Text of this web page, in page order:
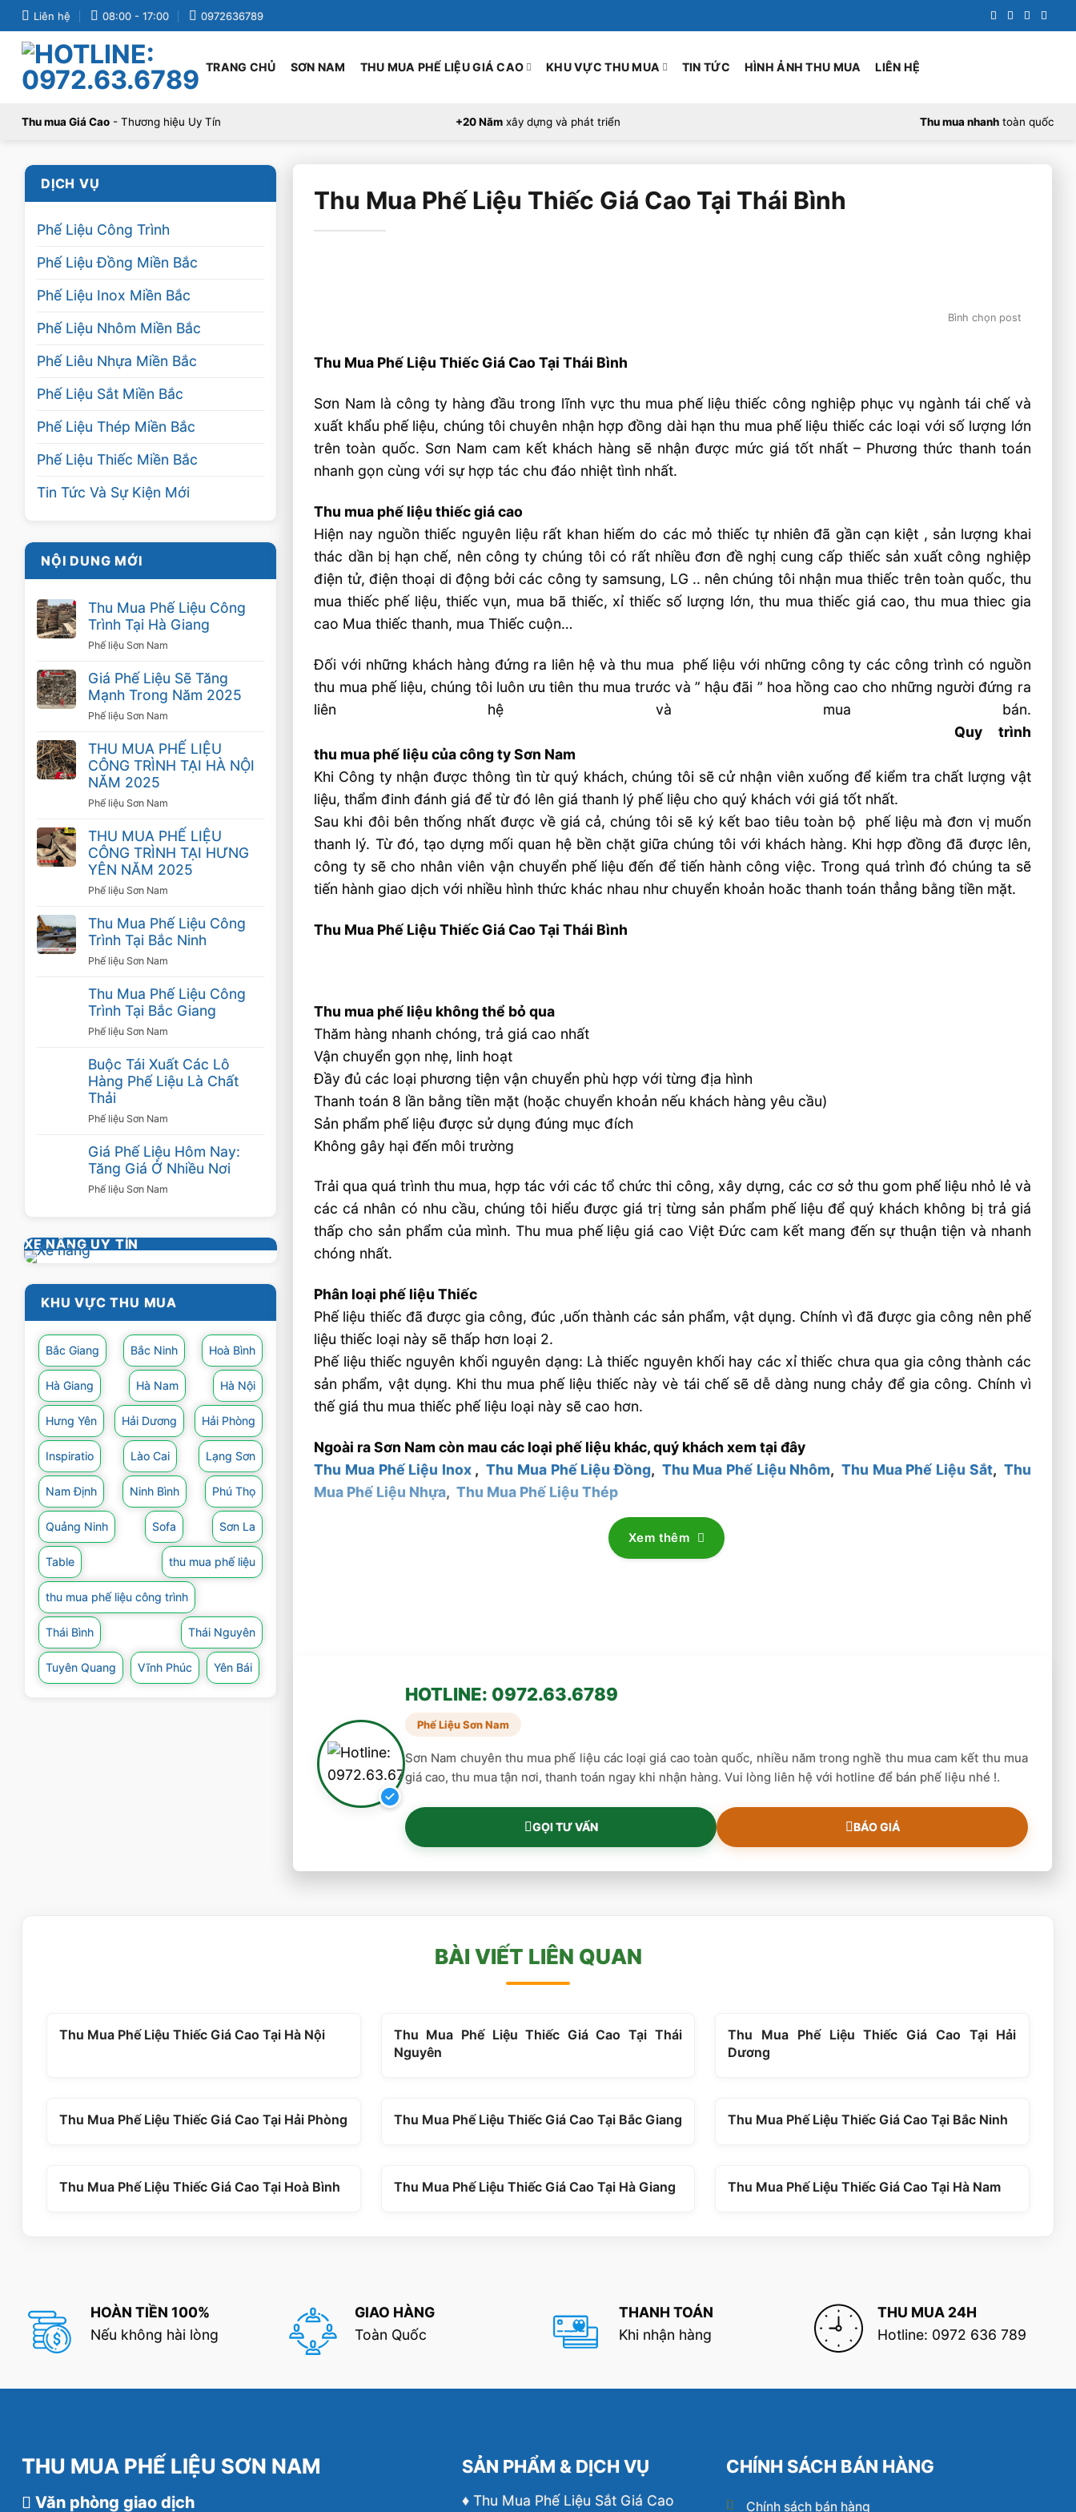
qua
dung
Liên hệ 08:00 - 17:00 0972636789
TRANG CHỦ SƠN NAM THU MUA PHẾ LIỆU GIÁ CAO KHU VỰC THU MUA TIN TỨC HÌNH ẢNH THU MUA LIÊN HỆ
Thu mua Giá Cao - Thương hiệu Uy Tín +20 Năm xây dựng và phát triển Thu mua nhanh toàn quốc
DỊCH VỤ
Phế Liệu Công Trình
Phế Liệu Đồng Miền Bắc
Phế Liệu Inox Miền Bắc
Phế Liệu Nhôm Miền Bắc
Phế Liêu Nhựa Miền Bắc
Phế Liệu Sắt Miền Bắc
Phế Liệu Thép Miền Bắc
Phế Liệu Thiếc Miền Bắc
Tin Tức Và Sự Kiện Mới
NỘI DUNG MỚI
Thu Mua Phế Liệu Công
Trình Tại Hà Giang
Phế liệu Sơn Nam
Giá Phế Liệu Sẽ Tăng
Mạnh Trong Năm 2025
Phế liệu Sơn Nam
THU MUA PHẾ LIỆU
CÔNG TRÌNH TẠI HÀ NỘI
NĂM 2025
Phế liệu Sơn Nam
THU MUA PHẾ LIỆU
CÔNG TRÌNH TẠI HƯNG
YÊN NĂM 2025
Phế liệu Sơn Nam
Thu Mua Phế Liệu Công
Trình Tại Bắc Ninh
Phế liệu Sơn Nam
Thu Mua Phế Liệu Công
Trình Tại Bắc Giang
Phế liệu Sơn Nam
Buộc Tái Xuất Các Lô
Hàng Phế Liệu Là Chất
Thải
Phế liệu Sơn Nam
Giá Phế Liệu Hôm Nay:
Tăng Giá Ở Nhiều Nơi
Phế liệu Sơn Nam
XE NÂNG UY TÍN
KHU VỰC THU MUA
Bắc Giang Bắc Ninh Hoà Bình
Hà Giang Hà Nam Hà Nội
Hưng Yên Hải Dương Hải Phòng
Inspiratio Lào Cai Lạng Sơn
Nam Định Ninh Bình Phú Thọ
Quảng Ninh Sofa Sơn La
Table thu mua phế liệu
thu mua phế liệu công trình
Thái Bình Thái Nguyên
Tuyên Quang Vĩnh Phúc Yên Bái
Thu Mua Phế Liệu Thiếc Giá Cao Tại Thái Bình
Bình chọn post
Thu Mua Phế Liệu Thiếc Giá Cao Tại Thái Bình
Sơn Nam là công ty hàng đầu trong lĩnh vực thu mua phế liệu thiếc công nghiệp phục vụ ngành tái chế và
xuất khẩu phế liệu, chúng tôi chuyên nhận hợp đồng dài hạn thu mua phế liệu thiếc các loại với số lượng lớn
trên toàn quốc. Sơn Nam cam kết khách hàng sẽ nhận được mức giá tốt nhất – Phương thức thanh toán
nhanh gọn cùng với sự hợp tác chu đáo nhiệt tình nhất.
Thu mua phế liệu thiếc giá cao
Hiện nay nguồn thiếc nguyên liệu rất khan hiếm do các mỏ thiếc tự nhiên đã gần cạn kiệt , sản lượng khai
thác dần bị hạn chế, nên công ty chúng tôi có rất nhiều đơn đề nghị cung cấp thiếc sản xuất công nghiệp
điện tử, điện thoại di động bởi các công ty samsung, LG .. nên chúng tôi nhận mua thiếc trên toàn quốc, thu
mua thiếc phế liệu, thiếc vụn, mua bã thiếc, xỉ thiếc số lượng lớn, thu mua thiếc giá cao, thu mua thiec gia
cao Mua thiếc thanh, mua Thiếc cuộn…
Đối với những khách hàng đứng ra liên hệ và thu mua phế liệu với những công ty các công trình có nguồn
thu mua phế liệu, chúng tôi luôn ưu tiên thu mua trước và ” hậu đãi ” hoa hồng cao cho những người đứng ra
liên hệ và mua bán.
Quy trình
thu mua phế liệu của công ty Sơn Nam
Khi Công ty nhận được thông tìn từ quý khách, chúng tôi sẽ cử nhận viên xuống để kiểm tra chất lượng vật
liệu, thẩm đinh đánh giá để từ đó lên giá thanh lý phế liệu cho quý khách với giá tốt nhất.
Sau khi đôi bên thống nhất được về giá cả, chúng tôi sẽ ký kết bao tiêu toàn bộ phế liệu mà đơn vị muốn
thanh lý. Từ đó, tạo dựng mối quan hệ bền chặt giữa chúng tôi với khách hàng. Khi hợp đồng đã được lên,
công ty sẽ cho nhân viên vận chuyển phế liệu đến để tiến hành công việc. Trong quá trình đó chúng ta sẽ
tiến hành giao dịch với nhiều hình thức khác nhau như chuyển khoản hoăc thanh toán thẳng bằng tiền mặt.
Thu Mua Phế Liệu Thiếc Giá Cao Tại Thái Bình
Thu mua phế liệu không thể bỏ qua
Thăm hàng nhanh chóng, trả giá cao nhất
Vận chuyển gọn nhẹ, linh hoạt
Đầy đủ các loại phương tiện vận chuyển phù hợp với từng địa hình
Thanh toán 8 lần bằng tiền mặt (hoặc chuyển khoản nếu khách hàng yêu cầu)
Sản phẩm phế liệu được sử dụng đúng mục đích
Không gây hại đến môi trường
Trải qua quá trình thu mua, hợp tác với các tổ chức thi công, xây dựng, các cơ sở thu gom phế liệu nhỏ lẻ và
các cá nhân có nhu cầu, chúng tôi hiểu được giá trị từng sản phẩm phế liệu để quý khách không bị trả giá
thấp cho sản phẩm của mình. Thu mua phế liệu giá cao Việt Đức cam kết mang đến sự thuận tiện và nhanh
chóng nhất.
Phân loại phế liệu Thiếc
Phế liệu thiếc đã được gia công, đúc ,uốn thành các sản phẩm, vật dụng. Chính vì đã được gia công nên phế
liệu thiếc loại này sẽ thấp hơn loại 2.
Phế liệu thiếc nguyên khối nguyên dạng: Là thiếc nguyên khối hay các xỉ thiếc chưa qua gia công thành các
sản phẩm, vật dụng. Khi thu mua phế liệu thiếc này vè tái chế sẽ dễ dàng nung chảy để gia công. Chính vì
thế giá thu mua thiếc phế liệu loại này sẽ cao hơn.
Ngoài ra Sơn Nam còn mau các loại phế liệu khác, quý khách xem tại đây
Thu Mua Phế Liệu Inox,Thu Mua Phế Liệu Đồng, Thu Mua Phế Liệu Nhôm,Thu Mua Phế Liệu Sắt, Thu
Mua Phế Liệu Nhựa,Thu Mua Phế Liệu Thép
Xem thêm
HOTLINE: 0972.63.6789
Phế Liệu Sơn Nam
Sơn Nam chuyên thu mua phế liệu các loại giá cao toàn quốc, nhiều năm trong nghề thu mua cam kết thu mua
giá cao, thu mua tận nơi, thanh toán ngay khi nhận hàng. Vui lòng liên hệ với hotline để bán phế liệu nhé !.
GỌI TƯ VẤN BÁO GIÁ
BÀI VIẾT LIÊN QUAN
Thu Mua Phế Liệu Thiếc Giá Cao Tại Hà Nội
Thu Mua Phế Liệu Thiếc Giá Cao Tại Thái
Nguyên
Thu Mua Phế Liệu Thiếc Giá Cao Tại Hải
Dương
Thu Mua Phế Liệu Thiếc Giá Cao Tại Hải Phòng Thu Mua Phế Liệu Thiếc Giá Cao Tại Bắc Giang Thu Mua Phế Liệu Thiếc Giá Cao Tại Bắc Ninh
Thu Mua Phế Liệu Thiếc Giá Cao Tại Hoà Bình Thu Mua Phế Liệu Thiếc Giá Cao Tại Hà Giang Thu Mua Phế Liệu Thiếc Giá Cao Tại Hà Nam
HOÀN TIỀN 100%
Nếu không hài lòng
GIAO HÀNG
Toàn Quốc
THANH TOÁN
Khi nhận hàng
THU MUA 24H
Hotline: 0972 636 789
THU MUA PHẾ LIỆU SƠN NAM
Văn phòng giao dịch
SẢN PHẨM & DỊCH VỤ
♦ Thu Mua Phế Liệu Sắt Giá Cao
CHÍNH SÁCH BÁN HÀNG
Chính sách bán hàng